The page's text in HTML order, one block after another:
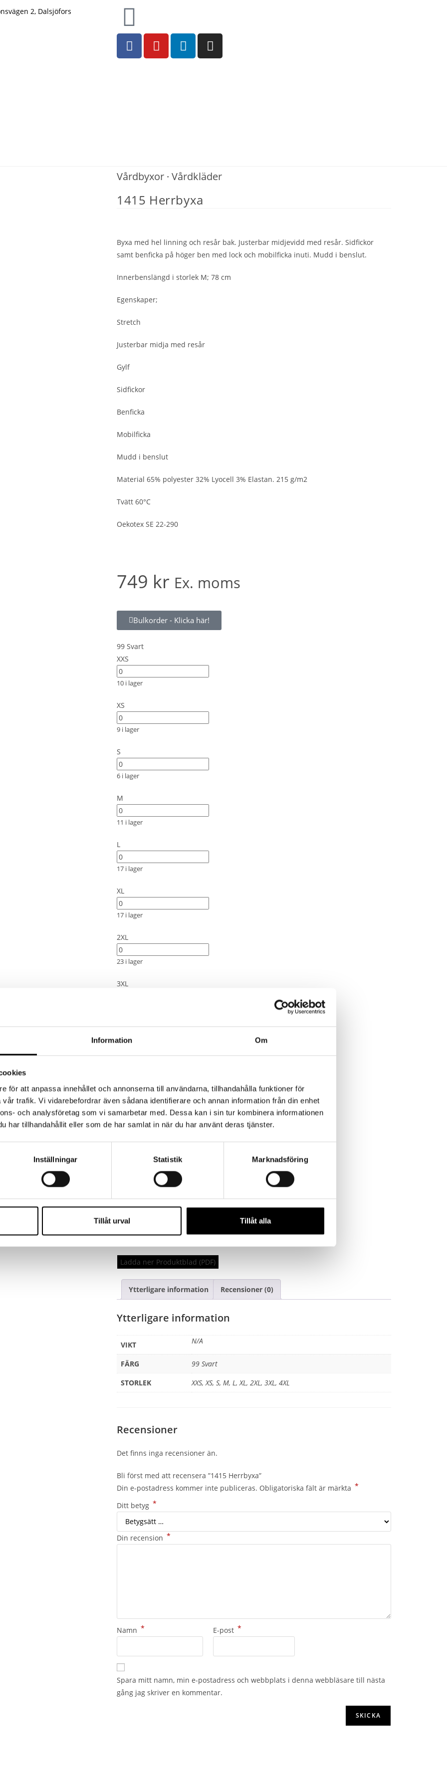
Information Om
för att anpassa innehållet och annonserna till användarna, tillhandahålla funktioner för
trafik. Vi vidarebefordrar även sådana identifierare och annan information från din enhet
och analysföretag som vi samarbetar med. Dessa kan i sin tur kombinera informationen
har tillhandahållit eller som de har samlat in när du har använt deras tjänster.
Inställningar Statistik Marknadsföring
Tillåt urval Tillåt alla
2, Dalsjöfors
Vårdbyxor · Vårdkläder
1415 Herrbyxa
Byxa med hel linning och resår bak. Justerbar midjevidd med resår. Sidfickor
samt benficka på höger ben med lock och mobilficka inuti. Mudd i benslut.
Innerbenslängd i storlek M; 78 cm
Egenskaper;
Stretch
Justerbar midja med resår
Gylf
Sidfickor
Benficka
Mobilficka
Mudd i benslut
Material 65% polyester 32% Lyocell 3% Elastan. 215 g/m2
Tvätt 60°C
Oekotex SE 22-290
749 kr Ex. moms
Bulkorder - Klicka här!
99 Svart
XXS
10 i lager
XS
9 i lager
S
6 i lager
M
11 i lager
L
17 i lager
XL
17 i lager
2XL
23 i lager
3XL
4XL
14 i lager
Total:0kr
0 Items, Total $0.00
Teknisk information:
Artikelnr.N1415Kategorier
Ladda ner Produktblad (PDF)
Ytterligare information Recensioner (0)
Ytterligare information
VIKT N/A
FÄRG
99 Svart
STORLEK
XXS, XS, S, M, L, XL, 2XL, 3XL, 4XL
Recensioner
Det finns inga recensioner än.
Bli först med att recensera ”1415 Herrbyxa”
Din e-postadress kommer inte publiceras. Obligatoriska fält är märkta *
Ditt betyg *
Din recension *
Namn * E-post *
Spara mitt namn, min e-postadress och webbplats i denna webbläsare till nästa
gång jag skriver en kommentar.